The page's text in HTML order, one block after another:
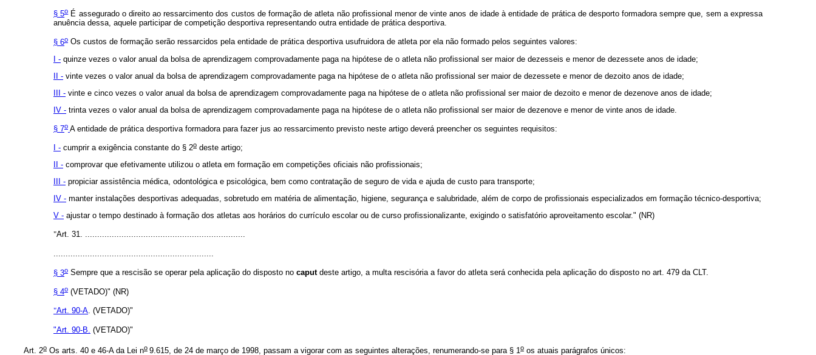
§ 5oÉ assegurado o direito ao ressarcimento dos custos de formação de atleta não profissional menor de vinte anos de idade à entidade de prática de desporto formadora sempre que, sem a expressa
anuência dessa, aquele participar de competição desportiva representando outra entidade de prática desportiva.
§ 6o Os custos de formação serão ressarcidos pela entidade de prática desportiva usufruidora de atleta por ela não formado pelos seguintes valores:
I - quinze vezes o valor anual da bolsa de aprendizagem comprovadamente paga na hipótese de o atleta não profissional ser maior de dezesseis e menor de dezessete anos de idade;
II - vinte vezes o valor anual da bolsa de aprendizagem comprovadamente paga na hipótese de o atleta não profissional ser maior de dezessete e menor de dezoito anos de idade;
III - vinte e cinco vezes o valor anual da bolsa de aprendizagem comprovadamente paga na hipótese de o atleta não profissional ser maior de dezoito e menor de dezenove anos de idade;
IV - trinta vezes o valor anual da bolsa de aprendizagem comprovadamente paga na hipótese de o atleta não profissional ser maior de dezenove e menor de vinte anos de idade.
§ 7o A entidade de prática desportiva formadora para fazer jus ao ressarcimento previsto neste artigo deverá preencher os seguintes requisitos:
I - cumprir a exigência constante do § 2o deste artigo;
II - comprovar que efetivamente utilizou o atleta em formação em competições oficiais não profissionais;
III - propiciar assistência médica, odontológica e psicológica, bem como contratação de seguro de vida e ajuda de custo para transporte;
IV - manter instalações desportivas adequadas, sobretudo em matéria de alimentação, higiene, segurança e salubridade, além de corpo de profissionais especializados em formação técnico-desportiva;
V - ajustar o tempo destinado à formação dos atletas aos horários do currículo escolar ou de curso profissionalizante, exigindo o satisfatório aproveitamento escolar." (NR)
"Art. 31. ..................................................................
..................................................................
§ 3o Sempre que a rescisão se operar pela aplicação do disposto no caput deste artigo, a multa rescisória a favor do atleta será conhecida pela aplicação do disposto no art. 479 da CLT.
§ 4o (VETADO)" (NR)
"Art. 90-A . (VETADO)"
"Art. 90-B. (VETADO)"
Art. 2o Os arts. 40 e 46-A da Lei no 9.615, de 24 de março de 1998, passam a vigorar com as seguintes alterações, renumerando-se para § 1o os atuais parágrafos únicos: